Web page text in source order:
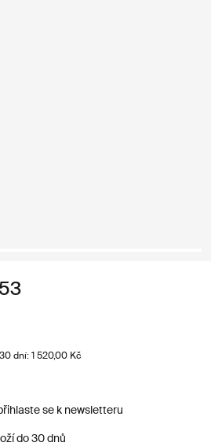
dní: 1 520,00 Kč
se k newsletteru
do 30 dnů